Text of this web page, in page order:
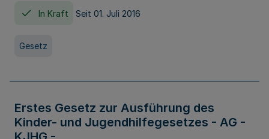
In Kraft Seit 01. Juli 2016
Gesetz
Erstes Gesetz zur Ausführung des
Kinder- und Jugendhilfegesetzes - AG -